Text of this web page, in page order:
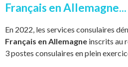
Français en Allemagne...
En 2022, les services consulaires
Français en Allemagne inscrits au
3 postes consulaires en plein